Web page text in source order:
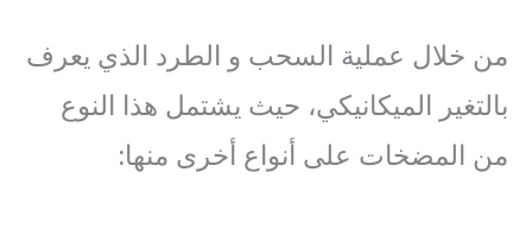
من خلال عملية السحب و الطرد الذي يعرف
بالتغير الميكانيكي، حيث يشتمل هذا النوع
من المضخات على أنواع أخرى منها: